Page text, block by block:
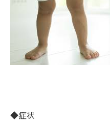
◆症状